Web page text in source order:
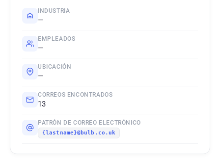
INDUSTRIA
—
EMPLEADOS
—
UBICACIÓN
—
CORREOS ENCONTRADOS
13
PATRÓN DE CORREO ELECTRÓNICO
{lastname}@bulb.co.uk